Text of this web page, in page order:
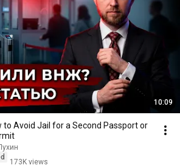
10:09
to Avoid Jail for a Second Passport or
173K views